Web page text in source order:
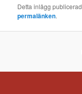
Detta inlägg
permalänken.